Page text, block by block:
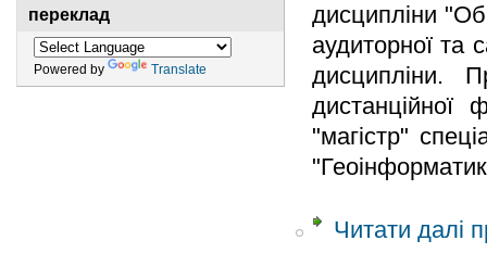
переклад
Powered by Translate
дисципліни
аудиторної та
дисципліни.
дистанційної
"магістр"
Читати далі